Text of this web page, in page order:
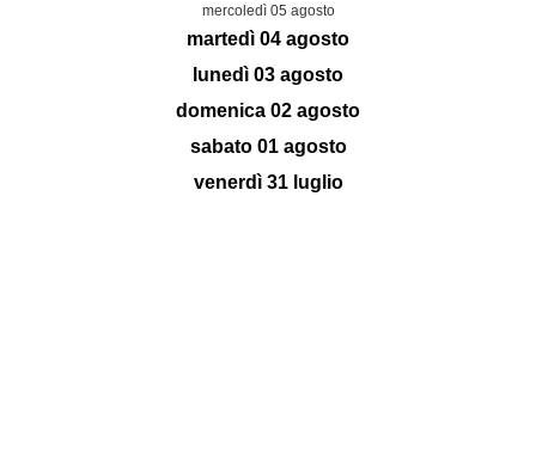
mercoledì 05 agosto
martedì 04 agosto
lunedì 03 agosto
domenica 02 agosto
sabato 01 agosto
venerdì 31 luglio